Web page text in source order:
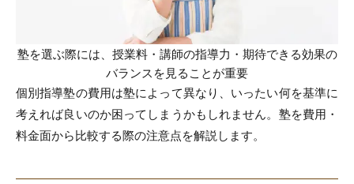
塾を選ぶ際には、授業料・講師の指導力・期待できる効果の
バランスを見ることが重要
個別指導塾の費用は塾によって異なり、いったい何を基準に
考えれば良いのか困ってしまうかもしれません。塾を費用・
料金面から比較する際の注意点を解説します。